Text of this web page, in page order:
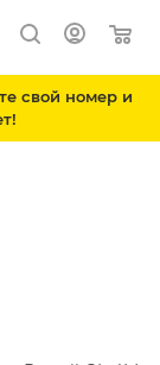
свой номер и